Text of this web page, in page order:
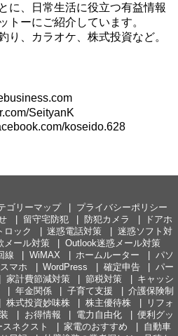
に、日常生活に役立つ有益情報
トーにご紹介しています。
り、カラオケ、株式投資など。
SeityanK
koseido.628
ゴリーマップ
プライバシーポリシー
留守宅防犯 防犯カメラ
ドアホ
ロック 迷惑電話対策
迷惑ソフト対
メール対策
Outlook迷惑メール対策
線 WiMAX ホームルーター
パソ
スマホ WordPress 確定申告
パー
家計費節減対策 節税対策
キャッシ
年金関係 子育て支援
介護保険制
株式投資妙味株 株主優待株
リフォ
お得情報 電力自由化
便利グッ
スネクスト 家電のおすすめ
自動車